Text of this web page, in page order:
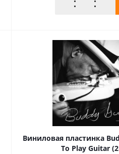
Виниловая пластинка
To Play Guitar